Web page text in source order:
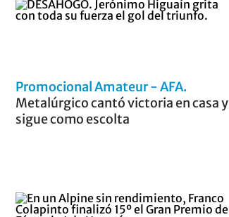
Promocional Amateur - AFA
Metalúrgico cantó victoria en casa y
sigue como escolta